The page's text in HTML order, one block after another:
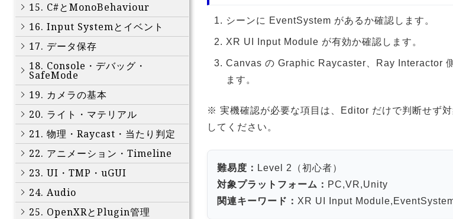
15. C#とMonoBehaviour
16. Input Systemとイベント
17. データ保存
18. Console・デバッグ・
SafeMode
19. カメラの基本
20. ライト・マテリアル
21. 物理・Raycast・当たり判定
22. アニメーション・Timeline
23. UI・TMP・uGUI
24. Audio
25. OpenXRとPlugin管理
シーンに EventSystem があるか確認します。
XR UI Input Module が有効か確認します。
Canvas の Graphic Raycaster、Ray Interactor
ます。
※ 実機確認が必要な項目は、Editor だけで判断せず
してください。
難易度： Level 2（初心者）
対象プラットフォーム： PC,VR,Unity
関連キーワード： XR UI Input